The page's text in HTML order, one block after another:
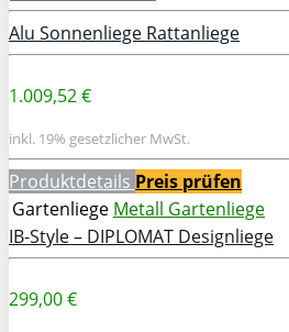
Alu Sonnenliege Rattanliege
1.009,52 €
inkl. 19% gesetzlicher MwSt.
Produktdetails Preis prüfen
Gartenliege Metall Gartenliege
IB-Style – DIPLOMAT Designliege
299,00 €